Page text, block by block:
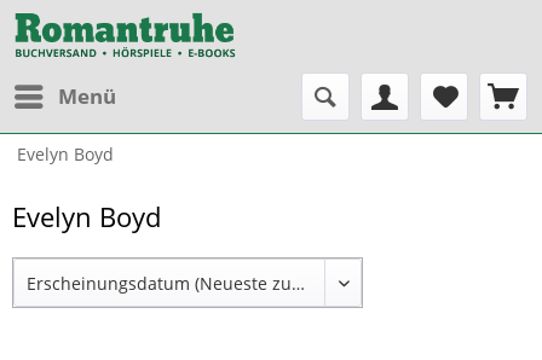
Menü
Evelyn Boyd
Evelyn Boyd